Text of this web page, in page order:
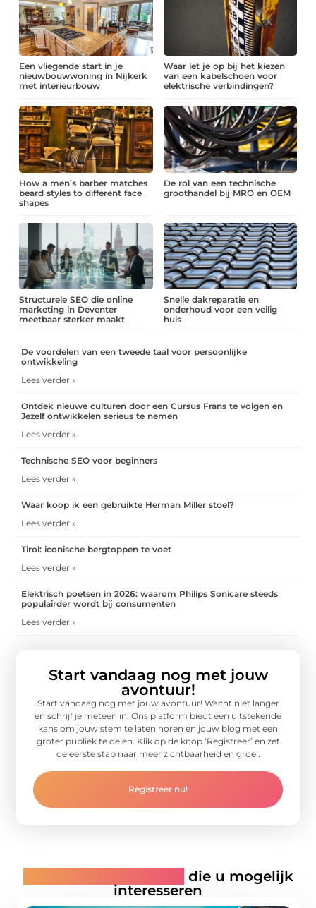
Een vliegende start in je
nieuwbouwwoning in Nijkerk
met interieurbouw
Waar let je op bij het kiezen
van een kabelschoen voor
elektrische verbindingen?
How a men’s barber matches
beard styles to different face
shapes
De rol van een technische
groothandel bij MRO en OEM
Structurele SEO die online
marketing in Deventer
meetbaar sterker maakt
Snelle dakreparatie en
onderhoud voor een veilig
huis
De voordelen van een tweede taal voor persoonlijke
ontwikkeling
Lees verder »
Ontdek nieuwe culturen door een Cursus Frans te volgen en
Jezelf ontwikkelen serieus te nemen
Lees verder »
Technische SEO voor beginners
Lees verder »
Waar koop ik een gebruikte Herman Miller stoel?
Lees verder »
Tirol: iconische bergtoppen te voet
Lees verder »
Elektrisch poetsen in 2026: waarom Philips Sonicare steeds
populairder wordt bij consumenten
Lees verder »
Start vandaag nog met jouw
avontuur!
Start vandaag nog met jouw avontuur! Wacht niet langer
en schrijf je meteen in. Ons platform biedt een uitstekende
kans om jouw stem te laten horen en jouw blog met een
groter publiek te delen. Klik op de knop ‘Registreer’ en zet
de eerste stap naar meer zichtbaarheid en groei.
Registreer nu!
die u mogelijk
interesseren